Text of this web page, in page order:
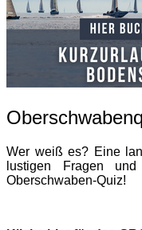
Wer weiß es? Eine
lustigen Fragen
Oberschwaben-Quiz!